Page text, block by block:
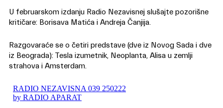
U februarskom izdanju Radio Nezavisnej slušajte pozorišne
kritičare: Borisava Matića i Andreja Čanjija.
Razgovaraće se o četiri predstave (dve iz Novog Sada i dve
iz Beograda): Tesla izumetnik, Neoplanta, Alisa u zemlji
strahova i Amsterdam.